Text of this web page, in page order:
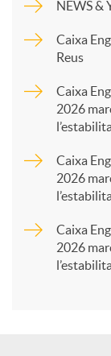
p
a
NEWS &
Caixa
Reus
Caixa
2026
Caixa
2026
Caixa
2026